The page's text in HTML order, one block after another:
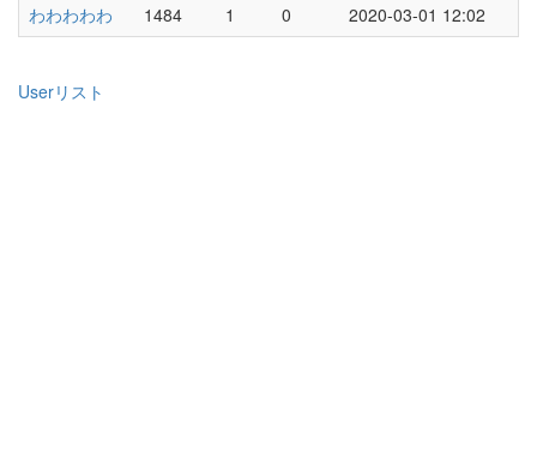
わわわわわ
1484 1 0 2020-03-01 12:02
Userリスト